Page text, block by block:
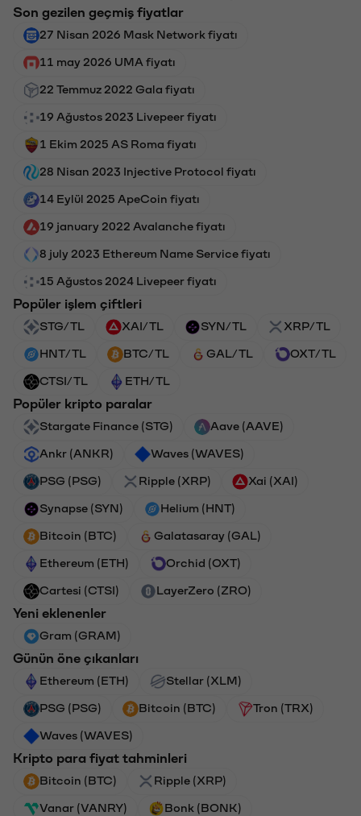
Son gezilen geçmiş fiyatlar
27 Nisan 2026 Mask Network fiyatı
11 may 2026 UMA fiyatı
22 Temmuz 2022 Gala fiyatı
19 Ağustos 2023 Livepeer fiyatı
1 Ekim 2025 AS Roma fiyatı
28 Nisan 2023 Injective Protocol fiyatı
14 Eylül 2025 ApeCoin fiyatı
19 january 2022 Avalanche fiyatı
8 july 2023 Ethereum Name Service fiyatı
15 Ağustos 2024 Livepeer fiyatı
Popüler işlem çiftleri
STG/TL XAI/TL SYN/TL XRP/TL
HNT/TL BTC/TL GAL/TL OXT/TL
CTSI/TL ETH/TL
Popüler kripto paralar
Stargate Finance (STG) Aave (AAVE)
Ankr (ANKR) Waves (WAVES)
PSG (PSG) Ripple (XRP) Xai (XAI)
Synapse (SYN) Helium (HNT)
Bitcoin (BTC) Galatasaray (GAL)
Ethereum (ETH) Orchid (OXT)
Cartesi (CTSI) LayerZero (ZRO)
Yeni eklenenler
Gram (GRAM)
Günün öne çıkanları
Ethereum (ETH) Stellar (XLM)
PSG (PSG) Bitcoin (BTC) Tron (TRX)
Waves (WAVES)
Kripto para fiyat tahminleri
Bitcoin (BTC) Ripple (XRP)
Vanar (VANRY) Bonk (BONK)